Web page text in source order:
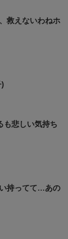
救えないわねホ
)
も悲しい気持ち
い持ってて…あの